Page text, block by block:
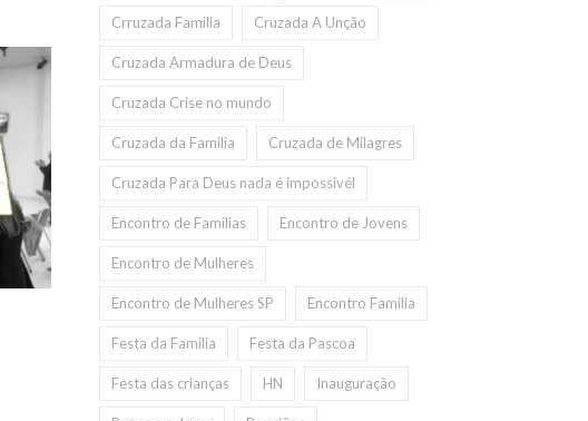
Crruzada Familia Cruzada A Unção
Cruzada Armadura de Deus
Cruzada Crise no mundo
Cruzada da Familia Cruzada de Milagres
Cruzada Para Deus nada é impossivél
Encontro de Familias Encontro de Jovens
Encontro de Mulheres
Encontro de Mulheres SP Encontro Familia
Festa da Familia Festa da Pascoa
Festa das crianças HN Inauguração